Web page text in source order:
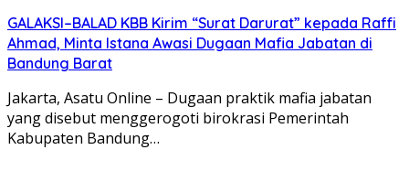
GALAKSI–BALAD KBB Kirim “Surat Darurat” kepada Raffi
Ahmad, Minta Istana Awasi Dugaan Mafia Jabatan di
Bandung Barat
Jakarta, Asatu Online – Dugaan praktik mafia jabatan
yang disebut menggerogoti birokrasi Pemerintah
Kabupaten Bandung…